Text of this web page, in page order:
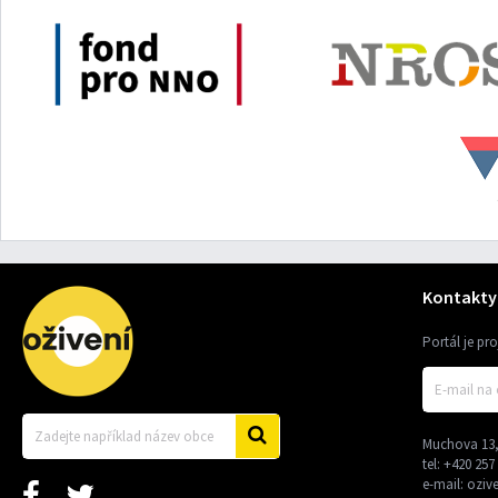
Kontakty
Portál je
Muchova
tel: +420
e-mail: